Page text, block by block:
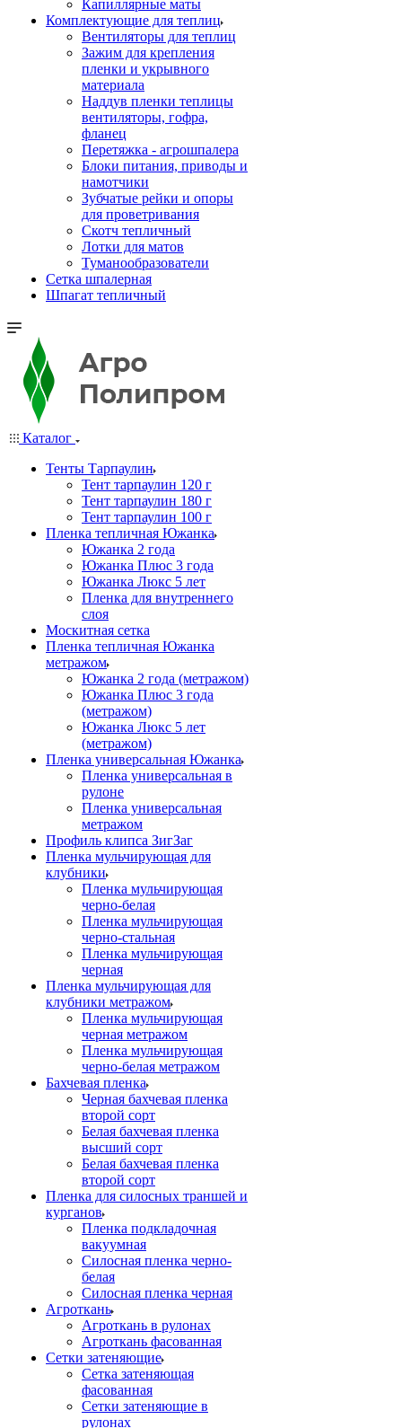
Капиллярные маты
Комплектующие для теплиц
Вентиляторы для теплиц
Зажим для крепления
пленки и укрывного
материала
Наддув пленки теплицы
вентиляторы, гофра,
фланец
Перетяжка - агрошпалера
Блоки питания, приводы и
намотчики
Зубчатые рейки и опоры
для проветривания
Скотч тепличный
Лотки для матов
Туманообразователи
Сетка шпалерная
Шпагат тепличный
Каталог
Тенты Тарпаулин
Тент тарпаулин 120 г
Тент тарпаулин 180 г
Тент тарпаулин 100 г
Пленка тепличная Южанка
Южанка 2 года
Южанка Плюс 3 года
Южанка Люкс 5 лет
Пленка для внутреннего
слоя
Москитная сетка
Пленка тепличная Южанка
метражом
Южанка 2 года (метражом)
Южанка Плюс 3 года
(метражом)
Южанка Люкс 5 лет
(метражом)
Пленка универсальная Южанка
Пленка универсальная в
рулоне
Пленка универсальная
метражом
Профиль клипса ЗигЗаг
Пленка мульчирующая для
клубники
Пленка мульчирующая
черно-белая
Пленка мульчирующая
черно-стальная
Пленка мульчирующая
черная
Пленка мульчирующая для
клубники метражом
Пленка мульчирующая
черная метражом
Пленка мульчирующая
черно-белая метражом
Бахчевая пленка
Черная бахчевая пленка
второй сорт
Белая бахчевая пленка
высший сорт
Белая бахчевая пленка
второй сорт
Пленка для силосных траншей и
курганов
Пленка подкладочная
вакуумная
Силосная пленка черно-
белая
Силосная пленка черная
Агроткань
Агроткань в рулонах
Агроткань фасованная
Сетки затеняющие
Сетка затеняющая
фасованная
Сетки затеняющие в
рулонах